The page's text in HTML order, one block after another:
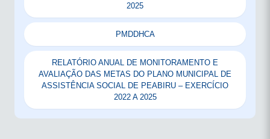
2025
PMDDHCA
RELATÓRIO ANUAL DE MONITORAMENTO E
AVALIAÇÃO DAS METAS DO PLANO MUNICIPAL DE
ASSISTÊNCIA SOCIAL DE PEABIRU – EXERCÍCIO
2022 A 2025